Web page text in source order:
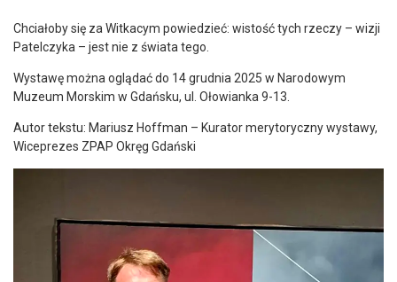
Chciałoby się za Witkacym powiedzieć: wistość tych rzeczy – wizji
Patelczyka – jest nie z świata tego.
Wystawę można oglądać do 14 grudnia 2025 w Narodowym
Muzeum Morskim w Gdańsku, ul. Ołowianka 9-13.
Autor tekstu: Mariusz Hoffman – Kurator merytoryczny wystawy,
Wiceprezes ZPAP Okręg Gdański